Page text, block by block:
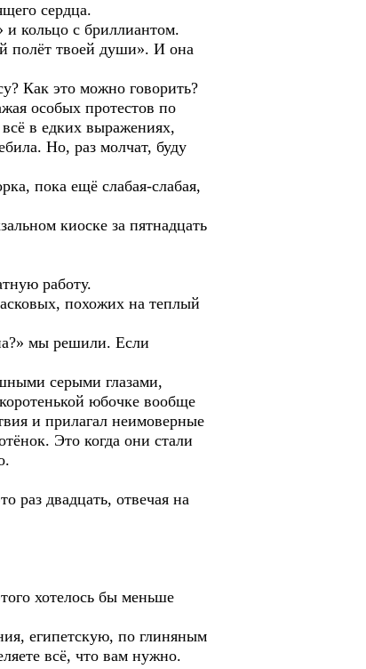
сердца.
и кольцо с бриллиантом.
полёт твоей души». И она
Как это можно говорить?
особых протестов по
в едких выражениях,
Но, раз молчат, буду
пока ещё слабая-слабая,
киоске за пятнадцать
работу.
похожих на теплый
мы решили. Если
серыми глазами,
юбочке вообще
и прилагал неимоверные
Это когда они стали
раз двадцать, отвечая на
хотелось бы меньше
египетскую, по глиняным
всё, что вам нужно.